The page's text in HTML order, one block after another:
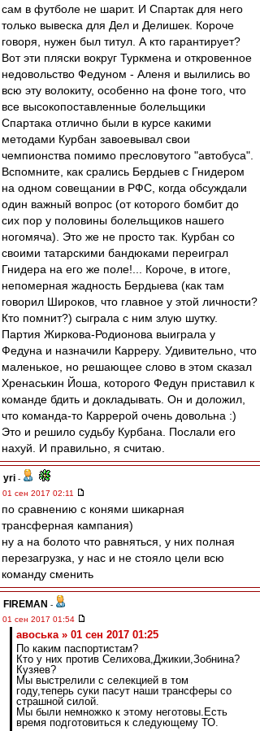
сам в футболе не шарит. И Спартак для него
только вывеска для Дел и Делишек. Короче
говоря, нужен был титул. А кто гарантирует?
Вот эти пляски вокруг Туркмена и откровенное
недовольство Федуном - Аленя и вылились во
всю эту волокиту, особенно на фоне того, что
все высокопоставленные болельщики
Спартака отлично были в курсе какими
методами Курбан завоевывал свои
чемпионства помимо пресловутого "автобуса".
Вспомните, как срались Бердыев с Гнидером
на одном совещании в РФС, когда обсуждали
один важный вопрос (от которого бомбит до
сих пор у половины болельщиков нашего
ногомяча). Это же не просто так. Курбан со
своими татарскими бандюками переиграл
Гнидера на его же поле!... Короче, в итоге,
непомерная жадность Бердыева (как там
говорил Широков, что главное у этой личности?
Кто помнит?) сыграла с ним злую шутку.
Партия Жиркова-Родионова выиграла у
Федуна и назначили Карреру. Удивительно, что
маленькое, но решающее слово в этом сказал
Хренаськин Йоша, которого Федун приставил к
команде бдить и докладывать. Он и доложил,
что команда-то Каррерой очень довольна :)
Это и решило судьбу Курбана. Послали его
нахуй. И правильно, я считаю.
yri -
01 сен 2017 02:11
по сравнению с конями шикарная
трансферная кампания)
ну а на болото что равняться, у них полная
перезагрузка, у нас и не стояло цели всю
команду сменить
FIREMAN -
01 сен 2017 01:54
авоська » 01 сен 2017 01:25
По каким паспортистам?
Кто у них против Селихова,Джикии,Зобнина?
Кузяев?
Мы выстрелили с селекцией в том
году,теперь суки пасут наши трансферы со
страшной силой.
Мы были немножко к этому неготовы.Есть
время подготовиться к следующему ТО.